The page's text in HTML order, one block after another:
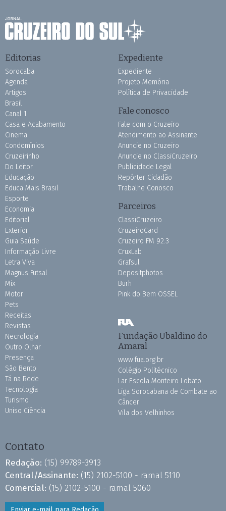
Editorias
Sorocaba
Agenda
Artigos
Brasil
Canal 1
Casa e Acabamento
Cinema
Condomínios
Cruzeirinho
Do Leitor
Educação
Educa Mais Brasil
Esporte
Economia
Editorial
Exterior
Guia Saúde
Informação Livre
Letra Viva
Magnus Futsal
Mix
Motor
Pets
Receitas
Revistas
Necrologia
Outro Olhar
Presença
São Bento
Tá na Rede
Tecnologia
Turismo
Uniso Ciência
Expediente
Expediente
Projeto Memória
Política de Privacidade
Fale conosco
Fale com o Cruzeiro
Atendimento ao Assinante
Anuncie no Cruzeiro
Anuncie no ClassiCruzeiro
Publicidade Legal
Repórter Cidadão
Trabalhe Conosco
Parceiros
ClassiCruzeiro
CruzeiroCard
Cruzeiro FM 92.3
CruxLab
Grafsul
Depositphotos
Burh
Pink do Bem OSSEL
Fundação Ubaldino do
Amaral
www.fua.org.br
Colégio Politécnico
Lar Escola Monteiro Lobato
Liga Sorocabana de Combate ao
Câncer
Vila dos Velhinhos
Contato
Redação: (15) 99789-3913
Central/Assinante: (15) 2102-5100 - ramal 5110
Comercial: (15) 2102-5100 - ramal 5060